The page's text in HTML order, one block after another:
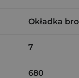
Okładka
7
680